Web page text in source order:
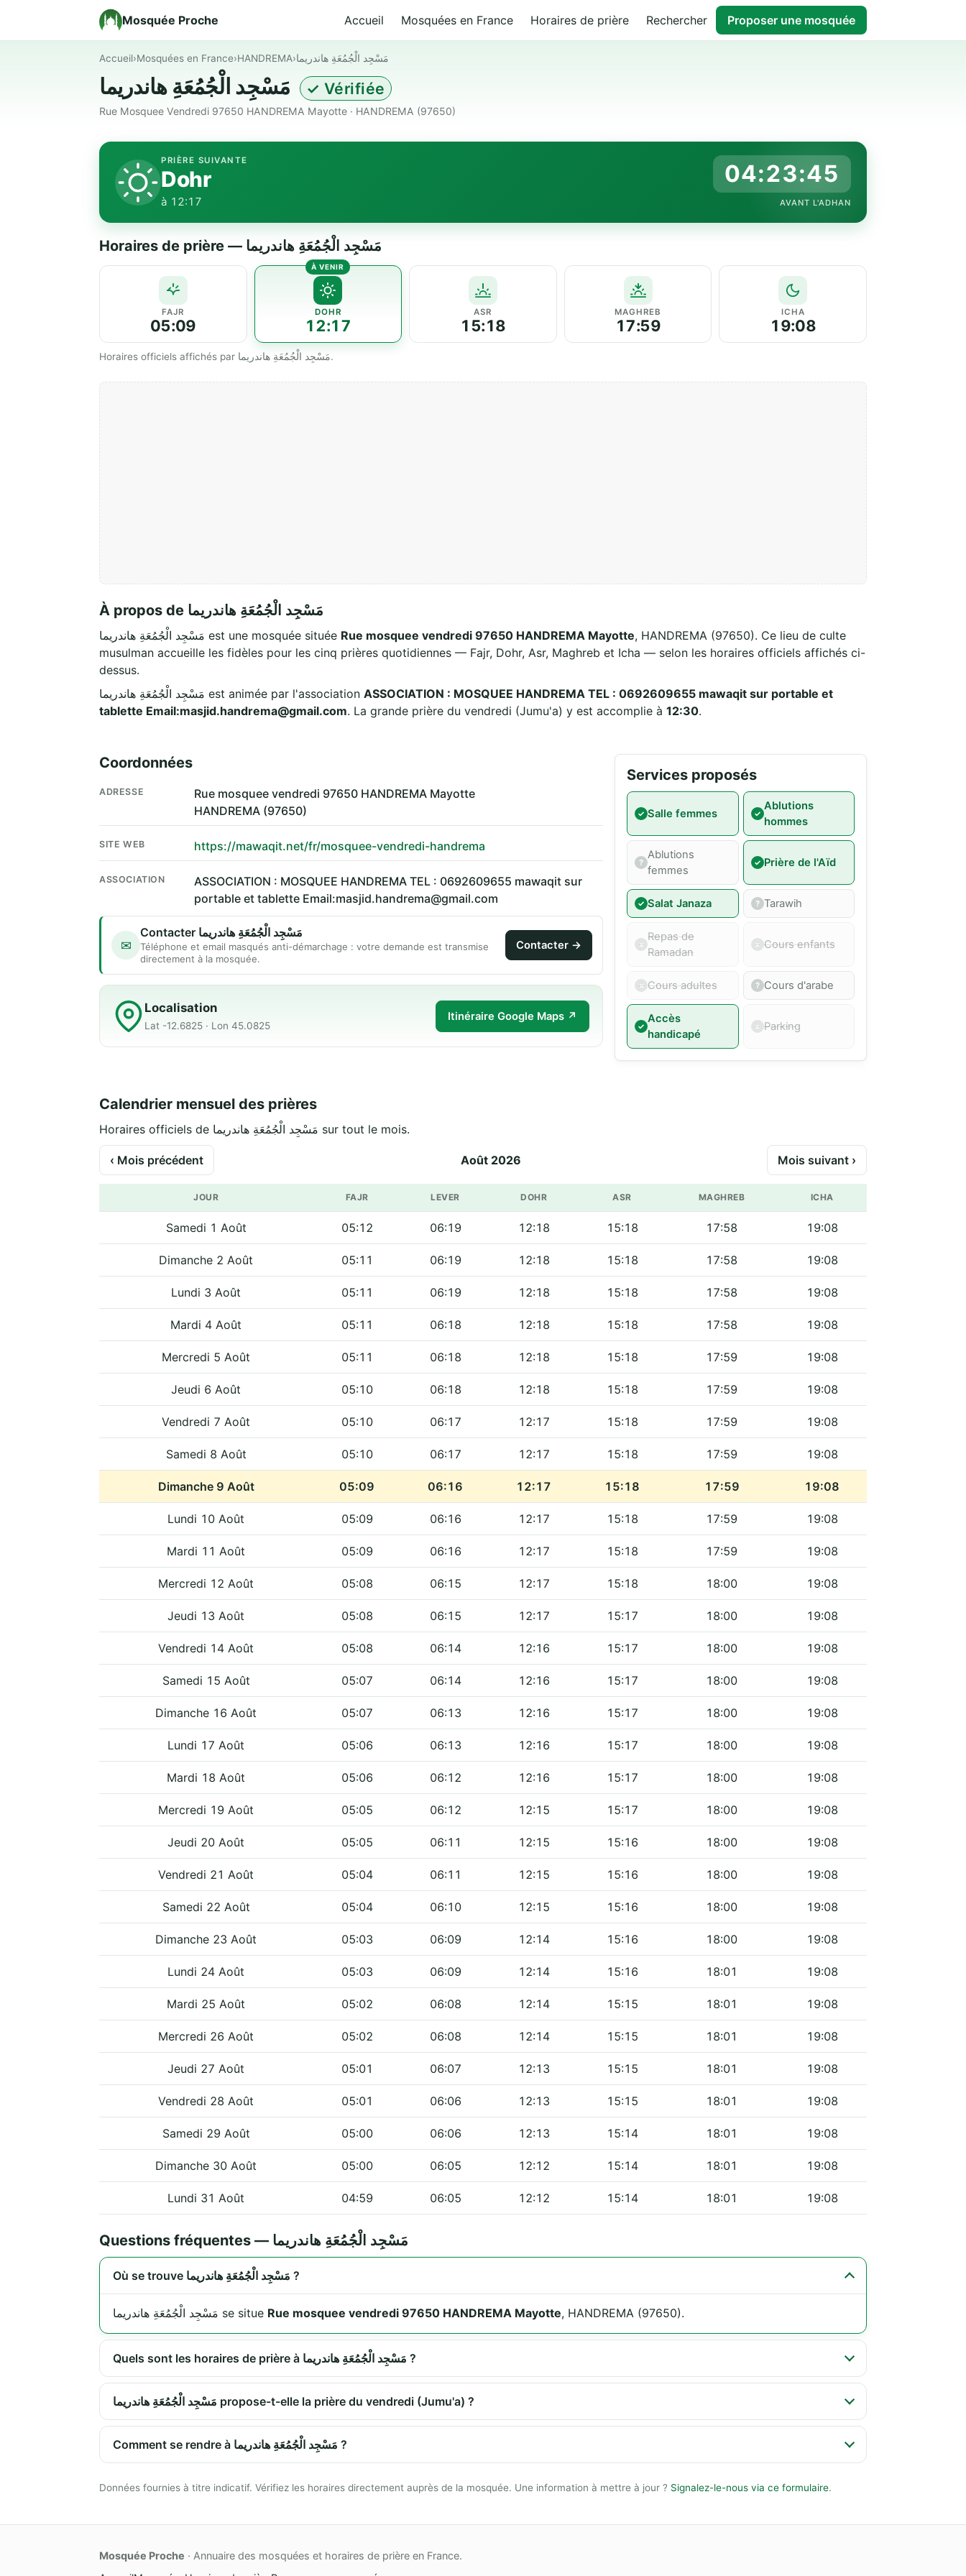
Mosquée Proche Accueil Mosquées en France Horaires de prière Rechercher Proposer une mosquée
Accueil›Mosquées en France›HANDREMA›مَسْجِد الْجُمُعَةِ هاندريما
✓ Vérifiée
Rue Mosquee Vendredi 97650 HANDREMA Mayotte · HANDREMA (97650)
PRIÈRE SUIVANTE
Dohr
à 12:17
04:23:44
AVANT L'ADHAN
Horaires de prière — مَسْجِد الْجُمُعَةِ هاندريما
FAJR
05:09
DOHR
12:17
ASR
15:18
MAGHREB
17:59
ICHA
19:08
Horaires officiels affichés par مَسْجِد الْجُمُعَةِ هاندريما.
À propos de مَسْجِد الْجُمُعَةِ هاندريما
مَسْجِد الْجُمُعَةِ هاندريما est une mosquée située Rue mosquee vendredi 97650 HANDREMA Mayotte, HANDREMA (97650). Ce lieu de culte
musulman accueille les fidèles pour les cinq prières quotidiennes — Fajr, Dohr, Asr, Maghreb et Icha — selon les horaires officiels affichés ci-
dessus.
مَسْجِد الْجُمُعَةِ هاندريما est animée par l'association ASSOCIATION : MOSQUEE HANDREMA TEL : 0692609655 mawaqit sur portable et
tablette Email:masjid.handrema@gmail.com. La grande prière du vendredi (Jumu'a) y est accomplie à 12:30.
Coordonnées
ADRESSE
Rue mosquee vendredi 97650 HANDREMA Mayotte
HANDREMA (97650)
SITE WEB https://mawaqit.net/fr/mosquee-vendredi-handrema
ASSOCIATION
ASSOCIATION : MOSQUEE HANDREMA TEL : 0692609655 mawaqit sur
portable et tablette Email:masjid.handrema@gmail.com
✉
Contacter مَسْجِد الْجُمُعَةِ هاندريما
Téléphone et email masqués anti-démarchage : votre demande est transmise
directement à la mosquée.
Contacter →
Localisation
Lat -12.6825 · Lon 45.0825
Itinéraire Google Maps ↗
Services proposés
Salle femmes
Ablutions
hommes
Ablutions
femmes
Prière de l'Aïd
Salat Janaza Tarawih
Repas de
Ramadan
Cours enfants
Cours adultes Cours d'arabe
Accès
handicapé
Parking
Calendrier mensuel des prières
Horaires officiels de مَسْجِد الْجُمُعَةِ هاندريما sur tout le mois.
‹ Mois précédent Août 2026 Mois suivant ›
JOUR FAJR LEVER DOHR ASR MAGHREB ICHA
Samedi 1 Août 05:12 06:19 12:18 15:18 17:58 19:08
Dimanche 2 Août 05:11 06:19 12:18 15:18 17:58 19:08
Lundi 3 Août 05:11 06:19 12:18 15:18 17:58 19:08
Mardi 4 Août 05:11 06:18 12:18 15:18 17:58 19:08
Mercredi 5 Août 05:11 06:18 12:18 15:18 17:59 19:08
Jeudi 6 Août 05:10 06:18 12:18 15:18 17:59 19:08
Vendredi 7 Août 05:10 06:17 12:17 15:18 17:59 19:08
Samedi 8 Août 05:10 06:17 12:17 15:18 17:59 19:08
Dimanche 9 Août 05:09 06:16 12:17 15:18 17:59 19:08
Lundi 10 Août 05:09 06:16 12:17 15:18 17:59 19:08
Mardi 11 Août 05:09 06:16 12:17 15:18 17:59 19:08
Mercredi 12 Août 05:08 06:15 12:17 15:18 18:00 19:08
Jeudi 13 Août 05:08 06:15 12:17 15:17 18:00 19:08
Vendredi 14 Août 05:08 06:14 12:16 15:17 18:00 19:08
Samedi 15 Août 05:07 06:14 12:16 15:17 18:00 19:08
Dimanche 16 Août 05:07 06:13 12:16 15:17 18:00 19:08
Lundi 17 Août 05:06 06:13 12:16 15:17 18:00 19:08
Mardi 18 Août 05:06 06:12 12:16 15:17 18:00 19:08
Mercredi 19 Août 05:05 06:12 12:15 15:17 18:00 19:08
Jeudi 20 Août 05:05 06:11 12:15 15:16 18:00 19:08
Vendredi 21 Août 05:04 06:11 12:15 15:16 18:00 19:08
Samedi 22 Août 05:04 06:10 12:15 15:16 18:00 19:08
Dimanche 23 Août 05:03 06:09 12:14 15:16 18:00 19:08
Lundi 24 Août 05:03 06:09 12:14 15:16 18:01 19:08
Mardi 25 Août 05:02 06:08 12:14 15:15 18:01 19:08
Mercredi 26 Août 05:02 06:08 12:14 15:15 18:01 19:08
Jeudi 27 Août 05:01 06:07 12:13 15:15 18:01 19:08
Vendredi 28 Août 05:01 06:06 12:13 15:15 18:01 19:08
Samedi 29 Août 05:00 06:06 12:13 15:14 18:01 19:08
Dimanche 30 Août 05:00 06:05 12:12 15:14 18:01 19:08
Lundi 31 Août 04:59 06:05 12:12 15:14 18:01 19:08
Questions fréquentes — مَسْجِد الْجُمُعَةِ هاندريما
Où se trouve مَسْجِد الْجُمُعَةِ هاندريما ?
مَسْجِد الْجُمُعَةِ هاندريما se situe Rue mosquee vendredi 97650 HANDREMA Mayotte, HANDREMA (97650).
Quels sont les horaires de prière à مَسْجِد الْجُمُعَةِ هاندريما ?
مَسْجِد الْجُمُعَةِ هاندريما propose-t-elle la prière du vendredi (Jumu'a) ?
Comment se rendre à مَسْجِد الْجُمُعَةِ هاندريما ?
Données fournies à titre indicatif. Vérifiez les horaires directement auprès de la mosquée. Une information à mettre à jour ? Signalez-le-nous via ce formulaire.
Mosquée Proche · Annuaire des mosquées et horaires de prière en France.